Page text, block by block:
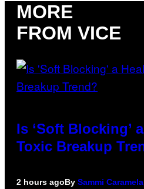
MORE
FROM VICE
Is ‘Soft Blocking’
Toxic Breakup
2 hours agoBy Sammi Caramela